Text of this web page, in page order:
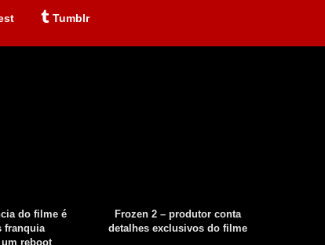
Tumblr
do filme é
franquia
reboot
Frozen 2 – produtor conta
detalhes exclusivos do filme